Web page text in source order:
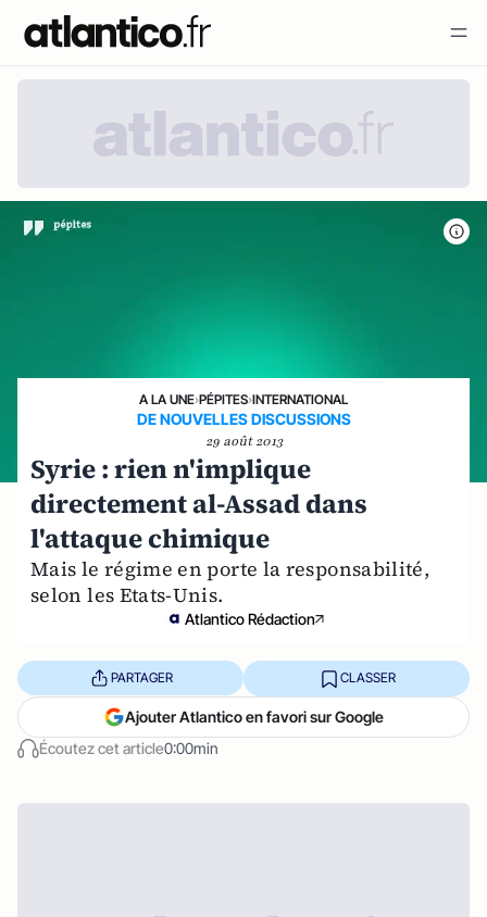
A LA UNE›PÉPITES›INTERNATIONAL
DE NOUVELLES DISCUSSIONS
29 août 2013
Syrie : rien n'implique
directement al-Assad dans
l'attaque chimique
Mais le régime en porte la responsabilité,
selon les Etats-Unis.
Atlantico Rédaction
Écoutez cet article0:00min
PARTAGER CLASSER
Ajouter Atlantico en favori sur Google